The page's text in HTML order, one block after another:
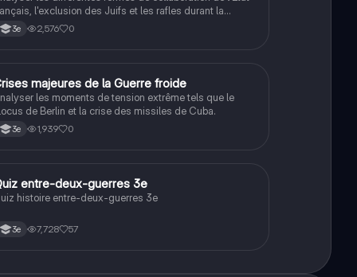
l'exclusion des Juifs et les rafles durant la
Guerre mondiale.
3e 2,576 0
Histoiremajeures de la Guerre froide
les moments de tension extrême tels que le
de Berlin et la crise des missiles de Cuba.
3e 1,939 0
Histoireentre-deux-guerres 3e
histoire entre-deux-guerres 3e
3e 7,728 57